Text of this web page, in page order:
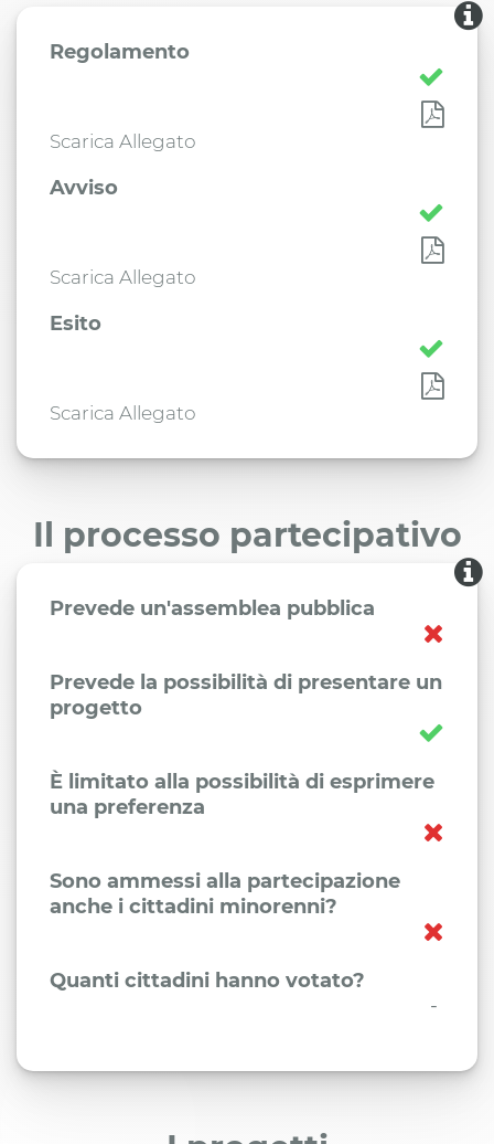
Regolamento
Scarica Allegato
Avviso
Scarica Allegato
Esito
Scarica Allegato
Il processo partecipativo
Prevede un'assemblea pubblica
Prevede la possibilità di presentare un
progetto
È limitato alla possibilità di esprimere
una preferenza
Sono ammessi alla partecipazione
anche i cittadini minorenni?
Quanti cittadini hanno votato?
-